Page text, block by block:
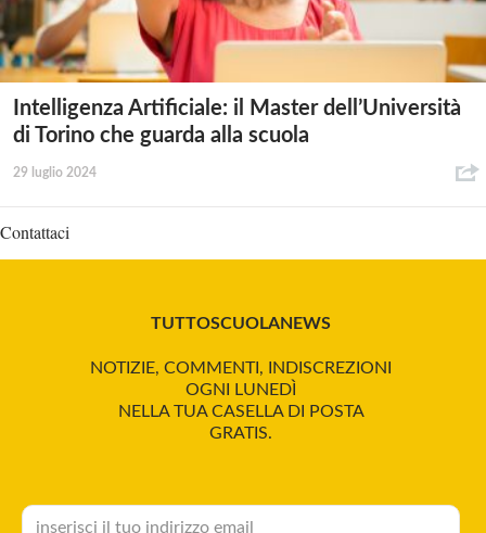
Intelligenza Artificiale: il Master dell’Università
di Torino che guarda alla scuola
29 luglio 2024
Contattaci
TUTTOSCUOLANEWS
NOTIZIE, COMMENTI, INDISCREZIONI
OGNI LUNEDÌ
NELLA TUA CASELLA DI POSTA
GRATIS.